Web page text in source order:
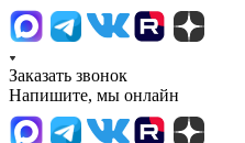
Заказать звонок
Напишите, мы онлайн